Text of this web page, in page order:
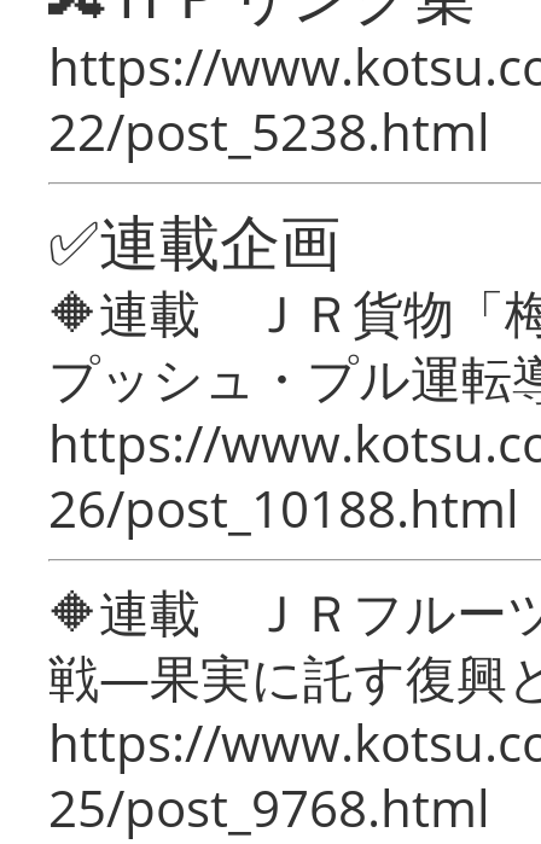
https://
22/post_5238.html
✅連載企画
🔶連載 ＪＲ貨物「
プッシュ・プル運転
https://
26/post_10188.html
🔶連載 ＪＲフルー
戦―果実に託す復興
https://
25/post_9768.html